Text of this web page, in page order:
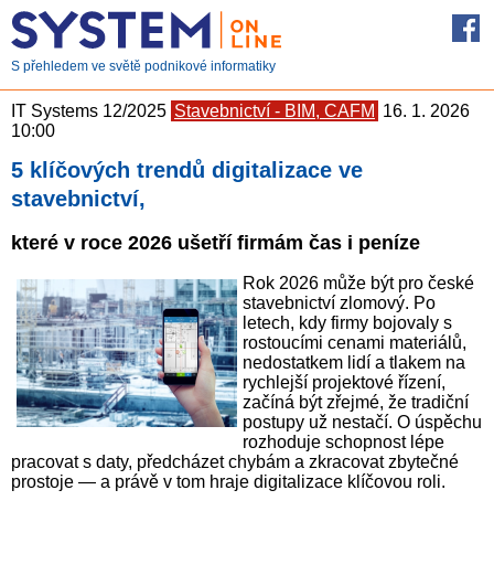
S přehledem ve světě podnikové informatiky
IT Systems 12/2025 Stavebnictví - BIM, CAFM 16. 1. 2026
10:00
5 klíčových trendů digitalizace ve
stavebnictví,
které v roce 2026 ušetří firmám čas i peníze
Rok 2026 může být pro české
stavebnictví zlomový. Po
letech, kdy firmy bojovaly s
rostoucími cenami materiálů,
nedostatkem lidí a tlakem na
rychlejší projektové řízení,
začíná být zřejmé, že tradiční
postupy už nestačí. O úspěchu
rozhoduje schopnost lépe
pracovat s daty, předcházet chybám a zkracovat zbytečné
prostoje — a právě v tom hraje digitalizace klíčovou roli.